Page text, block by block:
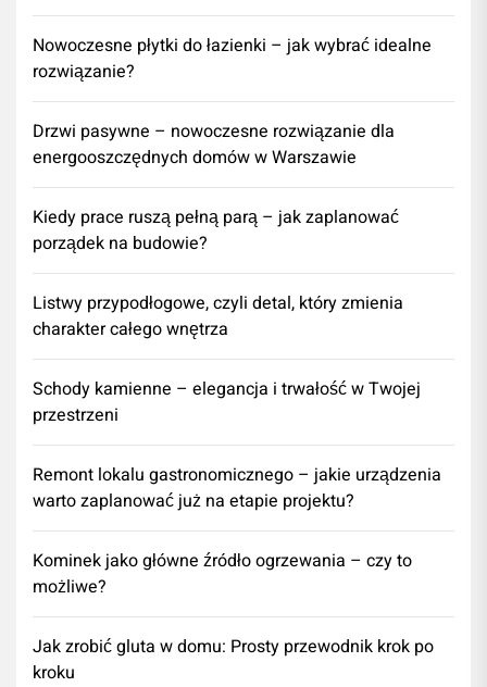
Nowoczesne płytki do łazienki – jak wybrać idealne
rozwiązanie?
Drzwi pasywne – nowoczesne rozwiązanie dla
energooszczędnych domów w Warszawie
Kiedy prace ruszą pełną parą – jak zaplanować
porządek na budowie?
Listwy przypodłogowe, czyli detal, który zmienia
charakter całego wnętrza
Schody kamienne – elegancja i trwałość w Twojej
przestrzeni
​Remont lokalu gastronomicznego – jakie urządzenia
warto zaplanować już na etapie projektu?
Kominek jako główne źródło ogrzewania – czy to
możliwe?
Jak zrobić gluta w domu: Prosty przewodnik krok po
kroku